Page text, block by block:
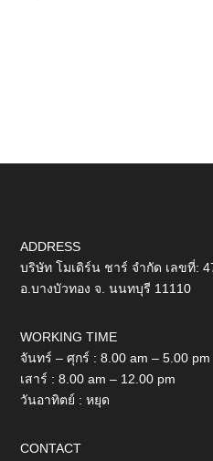
ADDRESS
บริษัท โมเดิร์น ชาร์ จำกัด เลขที่:
อ.บางบัวทอง จ. นนทบุรี 11110
WORKING TIME
จันทร์ – ศุกร์ : 8.00 am – 5.00 pm
เสาร์ : 8.00 am – 12.00 pm
วันอาทิตย์ : หยุด
CONTACT